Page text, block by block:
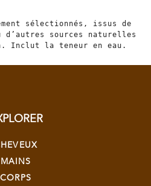
sélectionnés, issus de
d’autres sources naturelles
Inclut la teneur en eau.
MAINS
CORPS